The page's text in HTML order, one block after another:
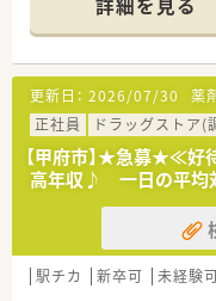
■経験や勤務コー
半スタートと業界
■職種や職域に合
修を用意されてい
■薬剤師が中心の会
種多様に用意され
■店舗拡大に伴い、
トのポジションも
■在宅や教育等の
とも可能です。
■その他にも、管
域は多種多様です。
■在宅実施店舗は年
更新日： 2026/07/30 薬
正社員
ドラッグストア(
【甲府市】★急募★≪好
高年収♪ 一日の平均
駅チカ 新卒可 未経験